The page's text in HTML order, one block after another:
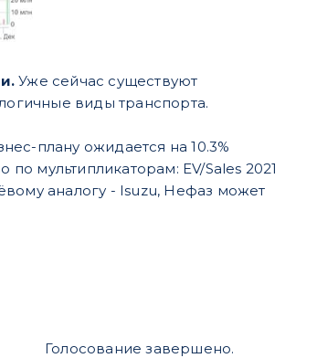
Уже сейчас существуют
виды транспорта.
плану ожидается на 10.3%
мультипликаторам: EV/Sales 2021
аналогу - Isuzu, Нефаз может
Голосование завершено.